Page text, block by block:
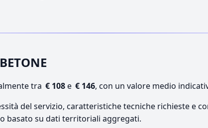
tra € 108e € 146, con un valore medio
del servizio, caratteristiche tecniche richieste e
basato su dati territoriali aggregati.